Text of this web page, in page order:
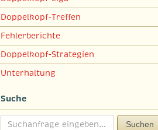
Doppelkopf-Treffen
Fehlerberichte
Doppelkopf-Strategien
Unterhaltung
Suche
Suchen